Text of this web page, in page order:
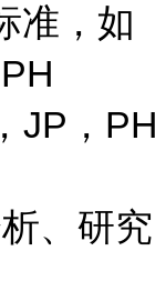
准，如
JP，PH
、研究